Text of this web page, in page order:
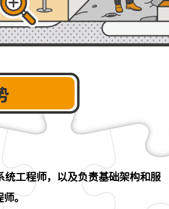
工程师， 以及负责基础架构和服
。